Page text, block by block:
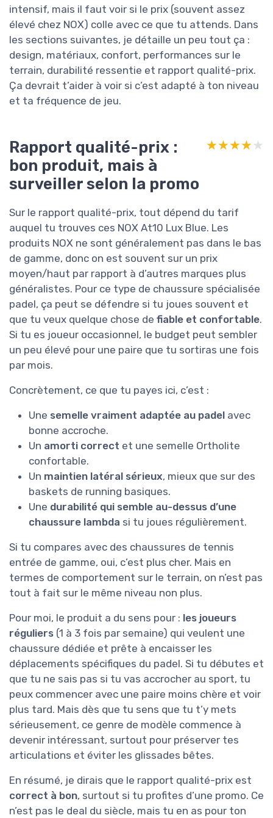
intensif, mais il faut voir si le prix (souvent assez
élevé chez NOX) colle avec ce que tu attends. Dans
les sections suivantes, je détaille un peu tout ça :
design, matériaux, confort, performances sur le
terrain, durabilité ressentie et rapport qualité-prix.
Ça devrait t’aider à voir si c’est adapté à ton niveau
et ta fréquence de jeu.
Rapport qualité-prix :
bon produit, mais à
surveiller selon la promo
★★★★★
★★★★★
Sur le rapport qualité-prix, tout dépend du tarif
auquel tu trouves ces NOX At10 Lux Blue. Les
produits NOX ne sont généralement pas dans le bas
de gamme, donc on est souvent sur un prix
moyen/haut par rapport à d’autres marques plus
généralistes. Pour ce type de chaussure spécialisée
padel, ça peut se défendre si tu joues souvent et
que tu veux quelque chose de fiable et confortable.
Si tu es joueur occasionnel, le budget peut sembler
un peu élevé pour une paire que tu sortiras une fois
par mois.
Concrètement, ce que tu payes ici, c’est :
Une semelle vraiment adaptée au padel avec
bonne accroche.
Un amorti correct et une semelle Ortholite
confortable.
Un maintien latéral sérieux, mieux que sur des
baskets de running basiques.
Une durabilité qui semble au-dessus d’une
chaussure lambda si tu joues régulièrement.
Si tu compares avec des chaussures de tennis
entrée de gamme, oui, c’est plus cher. Mais en
termes de comportement sur le terrain, on n’est pas
tout à fait sur le même niveau non plus.
Pour moi, le produit a du sens pour : les joueurs
réguliers (1 à 3 fois par semaine) qui veulent une
chaussure dédiée et prête à encaisser les
déplacements spécifiques du padel. Si tu débutes et
que tu ne sais pas si tu vas accrocher au sport, tu
peux commencer avec une paire moins chère et voir
plus tard. Mais dès que tu sens que tu t’y mets
sérieusement, ce genre de modèle commence à
devenir intéressant, surtout pour préserver tes
articulations et éviter les glissades bêtes.
En résumé, je dirais que le rapport qualité-prix est
correct à bon, surtout si tu profites d’une promo. Ce
n’est pas le deal du siècle, mais tu en as pour ton